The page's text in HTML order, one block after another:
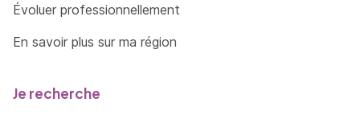
Évoluer professionnellement
En savoir plus sur ma région
Je recherche